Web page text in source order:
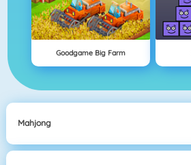
Goodgame Big Farm
Mahjong